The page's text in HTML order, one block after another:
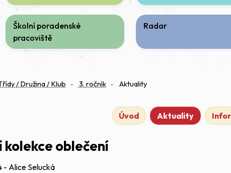
Školní poradenské
pracoviště
Radar
/ Družina / Klub 3. ročník Aktuality
Úvod Aktuality
kolekce oblečení
- Alice Selucká